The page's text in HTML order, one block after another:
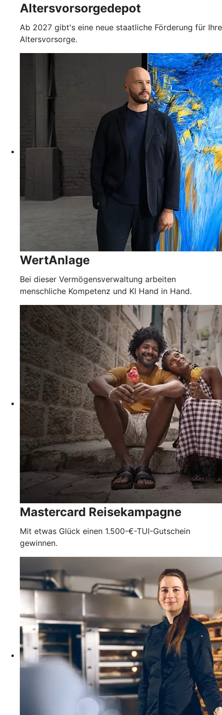
Altersvorsorgedepot
Ab 2027 gibt's eine neue staatliche Förderung für Ihre
Altersvorsorge.
WertAnlage
Bei dieser Vermögensverwaltung arbeiten
menschliche Kompetenz und KI Hand in Hand.
Mastercard Reisekampagne
Mit etwas Glück einen 1.500-€-TUI-Gutschein
gewinnen.